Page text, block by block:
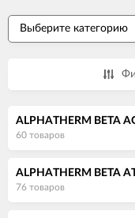
ALPHATHERM BETA
60 товаров
ALPHATHERM BETA
76 товаров